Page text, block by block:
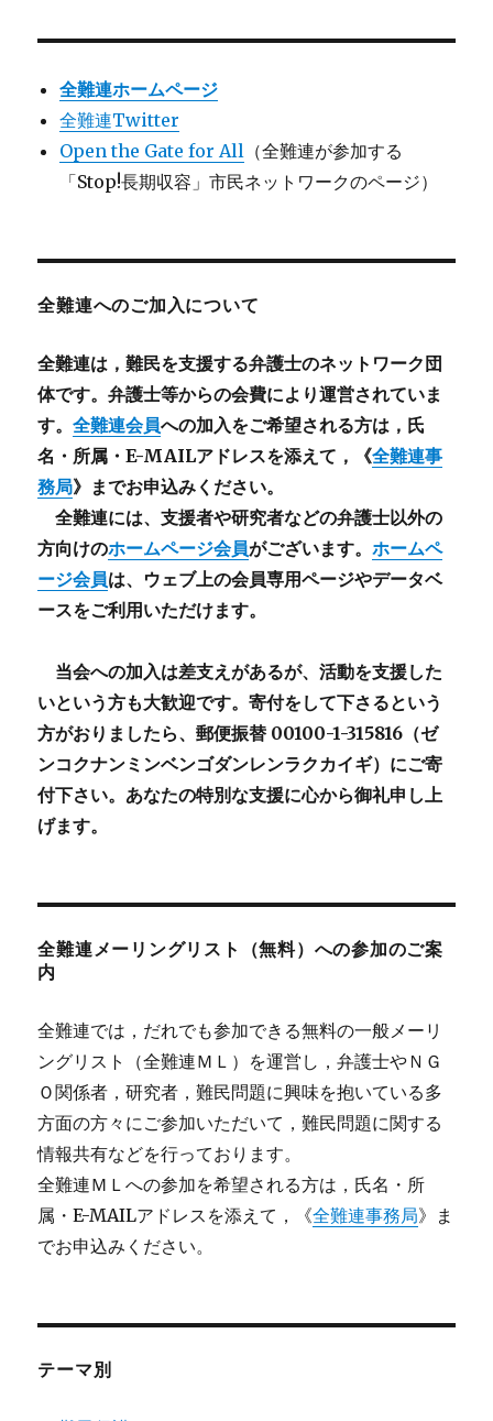
全難連ホームページ
全難連Twitter
Open the Gate for All （全難連が参加する
「Stop!長期収容」市民ネットワークのページ）
全難連へのご加入について
全難連は，難民を支援する弁護士のネットワーク団
体です。弁護士等からの会費により運営されていま
す。全難連会員への加入をご希望される方は，氏
名・所属・E-MAILアドレスを添えて，《全難連事
務局》までお申込みください。
全難連には、支援者や研究者などの弁護士以外の
方向けのホームページ会員がございます。ホームペ
ージ会員は、ウェブ上の会員専用ページやデータベ
ースをご利用いただけます。
当会への加入は差支えがあるが、活動を支援した
いという方も大歓迎です。寄付をして下さるという
方がおりましたら、郵便振替 00100-1-315816（ゼ
ンコクナンミンベンゴダンレンラクカイギ）にご寄
付下さい。あなたの特別な支援に心から御礼申し上
げます。
全難連メーリングリスト（無料）への参加のご案
内
全難連では，だれでも参加できる無料の一般メーリ
ングリスト（全難連ＭＬ）を運営し，弁護士やＮＧ
Ｏ関係者，研究者，難民問題に興味を抱いている多
方面の方々にご参加いただいて，難民問題に関する
情報共有などを行っております。
全難連ＭＬへの参加を希望される方は，氏名・所
属・E-MAILアドレスを添えて，《全難連事務局》ま
でお申込みください。
テーマ別